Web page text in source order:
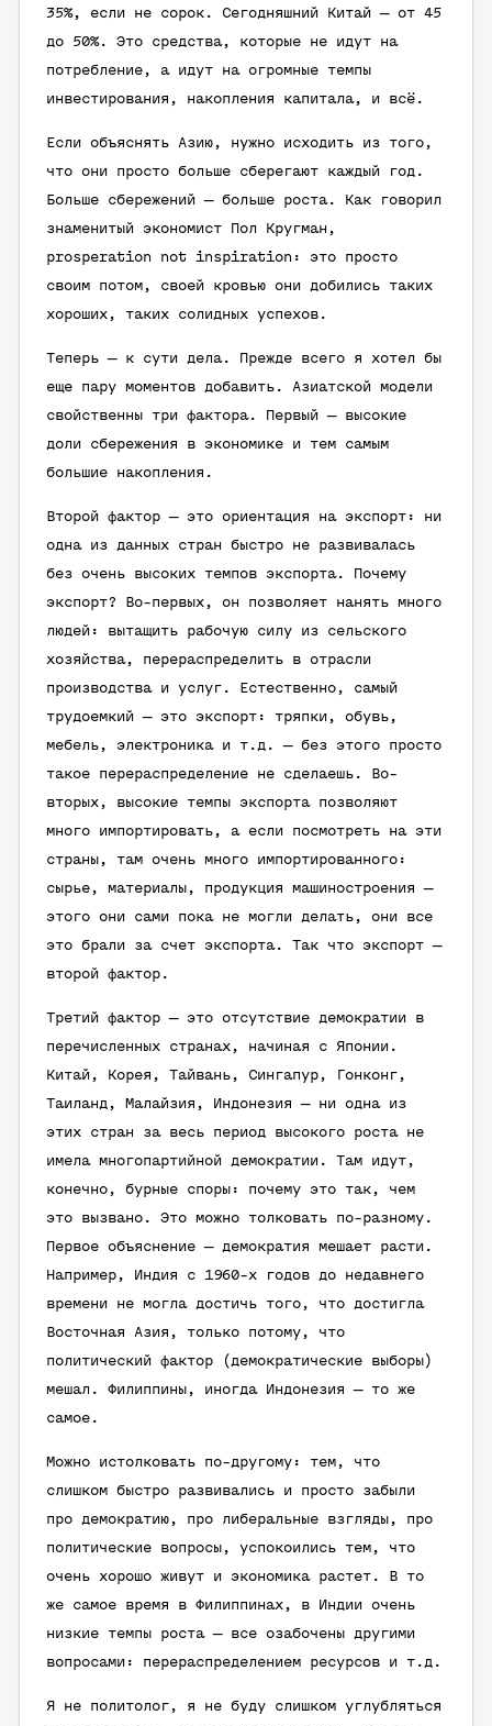
35%, если не сорок. Сегодняшний Китай — от 45
до 50%. Это средства, которые не идут на
потребление, а идут на огромные темпы
инвестирования, накопления капитала, и всё.
Если объяснять Азию, нужно исходить из того,
что они просто больше сберегают каждый год.
Больше сбережений — больше роста. Как говорил
знаменитый экономист Пол Кругман,
prosperation not inspiration: это просто
своим потом, своей кровью они добились таких
хороших, таких солидных успехов.
Теперь — к сути дела. Прежде всего я хотел бы
еще пару моментов добавить. Азиатской модели
свойственны три фактора. Первый — высокие
доли сбережения в экономике и тем самым
большие накопления.
Второй фактор — это ориентация на экспорт: ни
одна из данных стран быстро не развивалась
без очень высоких темпов экспорта. Почему
экспорт? Во-первых, он позволяет нанять много
людей: вытащить рабочую силу из сельского
хозяйства, перераспределить в отрасли
производства и услуг. Естественно, самый
трудоемкий — это экспорт: тряпки, обувь,
мебель, электроника и т.д. — без этого просто
такое перераспределение не сделаешь. Во-
вторых, высокие темпы экспорта позволяют
много импортировать, а если посмотреть на эти
страны, там очень много импортированного:
сырье, материалы, продукция машиностроения —
этого они сами пока не могли делать, они все
это брали за счет экспорта. Так что экспорт —
второй фактор.
Третий фактор — это отсутствие демократии в
перечисленных странах, начиная с Японии.
Китай, Корея, Тайвань, Сингапур, Гонконг,
Таиланд, Малайзия, Индонезия — ни одна из
этих стран за весь период высокого роста не
имела многопартийной демократии. Там идут,
конечно, бурные споры: почему это так, чем
это вызвано. Это можно толковать по-разному.
Первое объяснение — демократия мешает расти.
Например, Индия с 1960-х годов до недавнего
времени не могла достичь того, что достигла
Восточная Азия, только потому, что
политический фактор (демократические выборы)
мешал. Филиппины, иногда Индонезия — то же
самое.
Можно истолковать по-другому: тем, что
слишком быстро развивались и просто забыли
про демократию, про либеральные взгляды, про
политические вопросы, успокоились тем, что
очень хорошо живут и экономика растет. В то
же самое время в Филиппинах, в Индии очень
низкие темпы роста — все озабочены другими
вопросами: перераспределением ресурсов и т.д.
Я не политолог, я не буду слишком углубляться